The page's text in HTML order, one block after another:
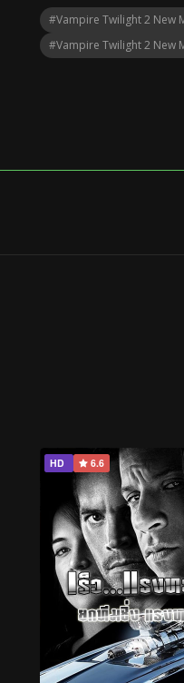
#Vampire Twilight 2 New
#Vampire Twilight 2 New
HD 6.6